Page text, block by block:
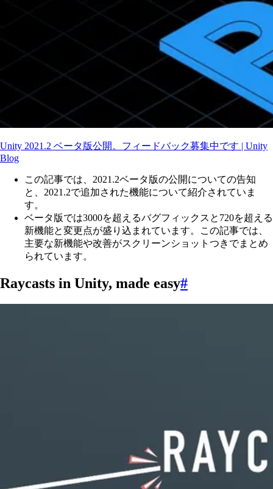
Unity 2021.2 ベータ版公開。フィードバック募集中です | Unity
Blog
この記事では、2021.2ベータ版の公開についての告知
と、2021.2で追加された機能について紹介されていま
す。
ベータ版では3000を超えるバグフィックスと720を超える
新機能と変更点が盛り込まれています。この記事では、
主要な新機能や改善がスクリーンショットつきでまとめ
られています。
Raycasts in Unity, made easy#